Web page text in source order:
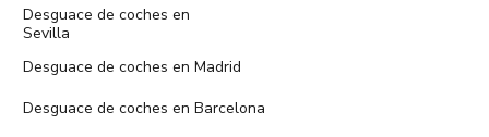
Desguace de coches en
Sevilla
Desguace de coches en Madrid
Desguace de coches en Barcelona